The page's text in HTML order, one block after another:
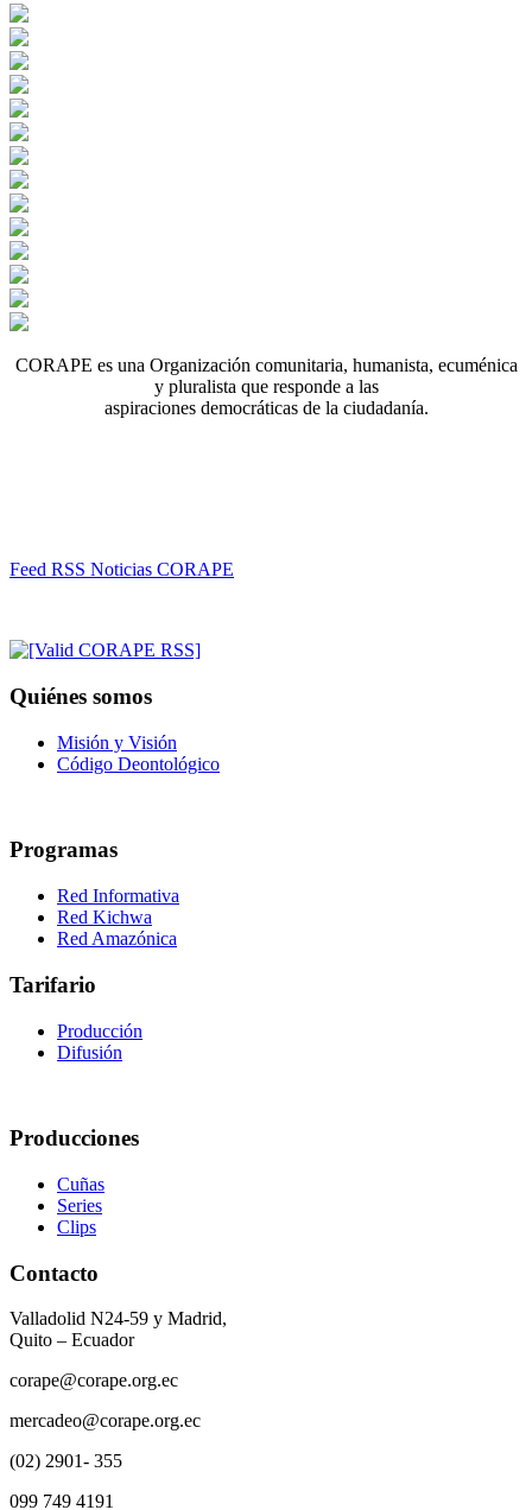
CORAPE es una Organización comunitaria, humanista, ecuménica
y pluralista que responde a las
aspiraciones democráticas de la ciudadanía.
Feed RSS Noticias CORAPE
Quiénes somos
Misión y Visión
Código Deontológico
Programas
Red Informativa
Red Kichwa
Red Amazónica
Tarifario
Producción
Difusión
Producciones
Cuñas
Series
Clips
Contacto
Valladolid N24-59 y Madrid,
Quito – Ecuador
corape@corape.org.ec
mercadeo@corape.org.ec
(02) 2901- 355
099 749 4191